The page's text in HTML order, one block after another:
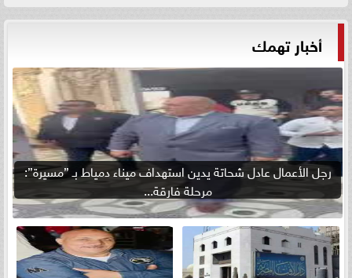
أخبار تهمك
رجل الأعمال عادل شحاتة يدين استهداف ميناء دمياط بـ ”مسيرة”:
مرحلة فارقة...